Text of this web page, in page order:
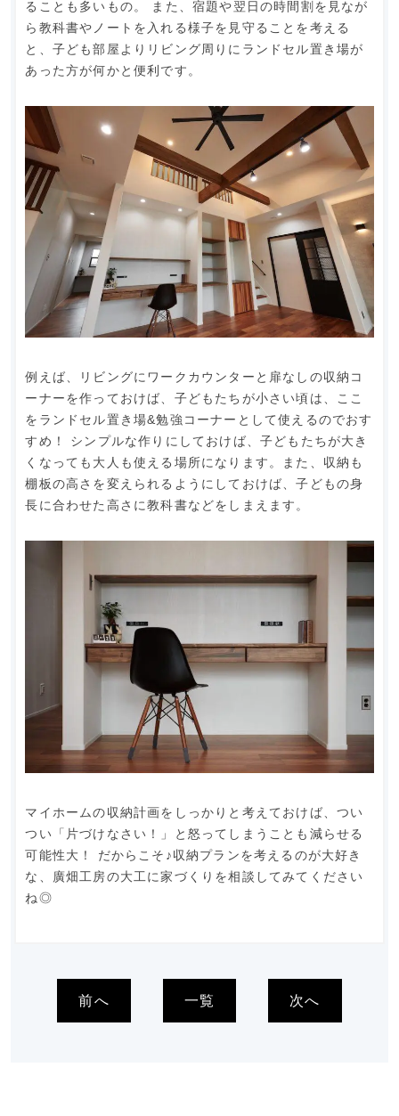
ることも多いもの。 また、宿題や翌日の時間割を見なが
ら教科書やノートを入れる様子を見守ることを考える
と、子ども部屋よりリビング周りにランドセル置き場が
あった方が何かと便利です。
例えば、リビングにワークカウンターと扉なしの収納コ
ーナーを作っておけば、子どもたちが小さい頃は、ここ
をランドセル置き場&勉強コーナーとして使えるのでおす
すめ！ シンプルな作りにしておけば、子どもたちが大き
くなっても大人も使える場所になります。また、収納も
棚板の高さを変えられるようにしておけば、子どもの身
長に合わせた高さに教科書などをしまえます。
マイホームの収納計画をしっかりと考えておけば、つい
つい「片づけなさい！」と怒ってしまうことも減らせる
可能性大！ だからこそ♪収納プランを考えるのが大好き
な、廣畑工房の大工に家づくりを相談してみてください
ね◎
前へ 一覧 次へ